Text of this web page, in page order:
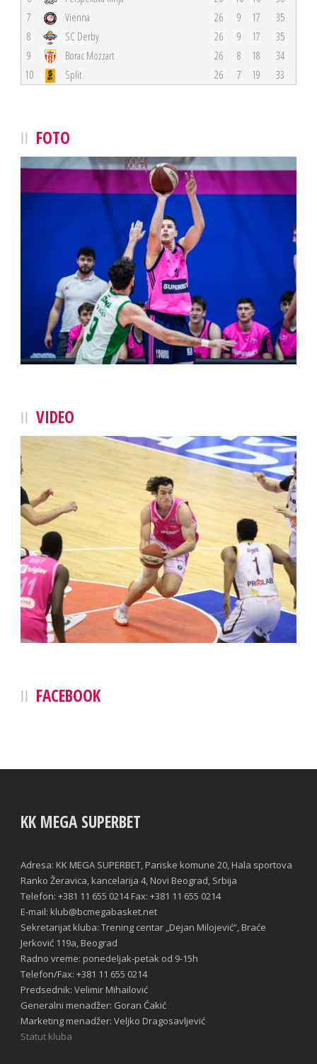
7
Vienna 26 9 17
35
8
SC Derby 26 9 17
35
9
Borac Mozzart 26 8 18
34
10
Split 26 7 19 33
FOTO
VIDEO
FACEBOOK
KK MEGA SUPERBET
Adresa: KK MEGA SUPERBET, Pariske komune 20, Hala sportova
Ranko Žeravica, kancelarija 4, Novi Beograd, Srbija
Telefon: +381 11 655 0214 Fax: +381 11 655 0214
E-mail: klub@bcmegabasket.net
Sekretarijat kluba: Trening centar „Dejan Milojević“, Braće
Jerković 119a, Beograd
Radno vreme: ponedeljak-petak od 9-15h
Telefon/Fax: +381 11 655 0214
Predsednik: Velimir Mihailović
Generalni menadžer: Goran Ćakić
Marketing menadžer: Veljko Dragosavljević
Statut kluba